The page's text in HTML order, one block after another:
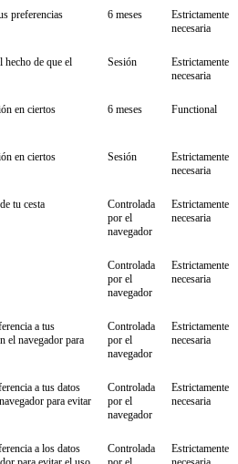
preferencias
6 meses
Estrictamente
necesaria
hecho de que el
Sesión
Estrictamente
necesaria
en ciertos
6 meses Functional
en ciertos
Sesión
Estrictamente
necesaria
tu cesta
Controlada
por el
navegador
Estrictamente
necesaria
Controlada
por el
navegador
Estrictamente
necesaria
a tus
el navegador para
Controlada
por el
navegador
Estrictamente
necesaria
a tus datos
para evitar
Controlada
por el
navegador
Estrictamente
necesaria
a los datos
Controlada
Estrictamente